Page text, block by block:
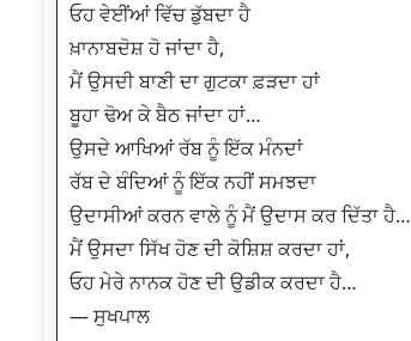
ਓਹ ਵੇਈਂਆਂ ਵਿੱਚ ਡੁੱਬਦਾ ਹੈ
ਖ਼ਾਨਾਬਦੋਸ਼ ਹੋ ਜਾਂਦਾ ਹੈ,
ਮੈਂ ਉਸਦੀ ਬਾਣੀ ਦਾ ਗੁਟਕਾ ਫ਼ੜਦਾ ਹਾਂ
ਬੂਹਾ ਢੋਅ ਕੇ ਬੈਠ ਜਾਂਦਾ ਹਾਂ…
ਉਸਦੇ ਆਖਿਆਂ ਰੱਬ ਨੂੰ ਇੱਕ ਮੰਨਦਾਂ
ਰੱਬ ਦੇ ਬੰਦਿਆਂ ਨੂੰ ਇੱਕ ਨਹੀਂ ਸਮਝਦਾ
ਉਦਾਸੀਆਂ ਕਰਨ ਵਾਲੇ ਨੂੰ ਮੈਂ ਉਦਾਸ ਕਰ ਦਿੱਤਾ ਹੈ…
ਮੈਂ ਉਸਦਾ ਸਿੱਖ ਹੋਣ ਦੀ ਕੋਸ਼ਿਸ਼ ਕਰਦਾ ਹਾਂ,
ਓਹ ਮੇਰੇ ਨਾਨਕ ਹੋਣ ਦੀ ਉਡੀਕ ਕਰਦਾ ਹੈ…
— ਸੁਖਪਾਲ